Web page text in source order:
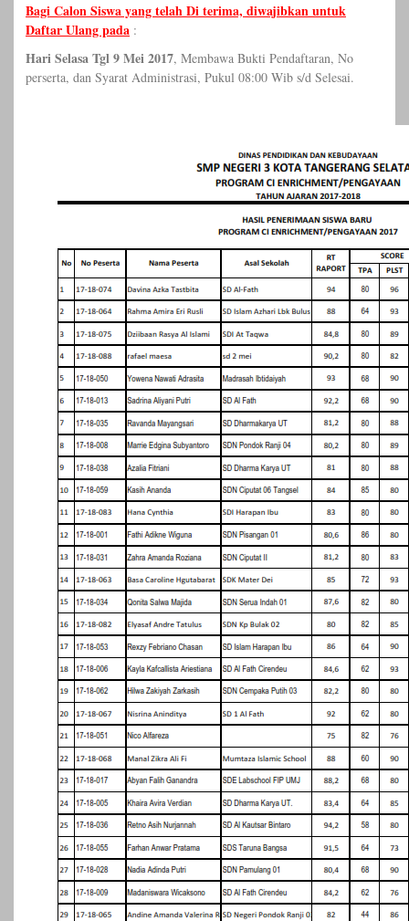
Bagi Calon Siswa yang telah Di terima, diwajibkan untuk
Daftar Ulang pada :
Hari Selasa Tgl 9 Mei 2017, Membawa Bukti Pendaftaran, No
perserta, dan Syarat Administrasi, Pukul 08:00 Wib s/d Selesai.